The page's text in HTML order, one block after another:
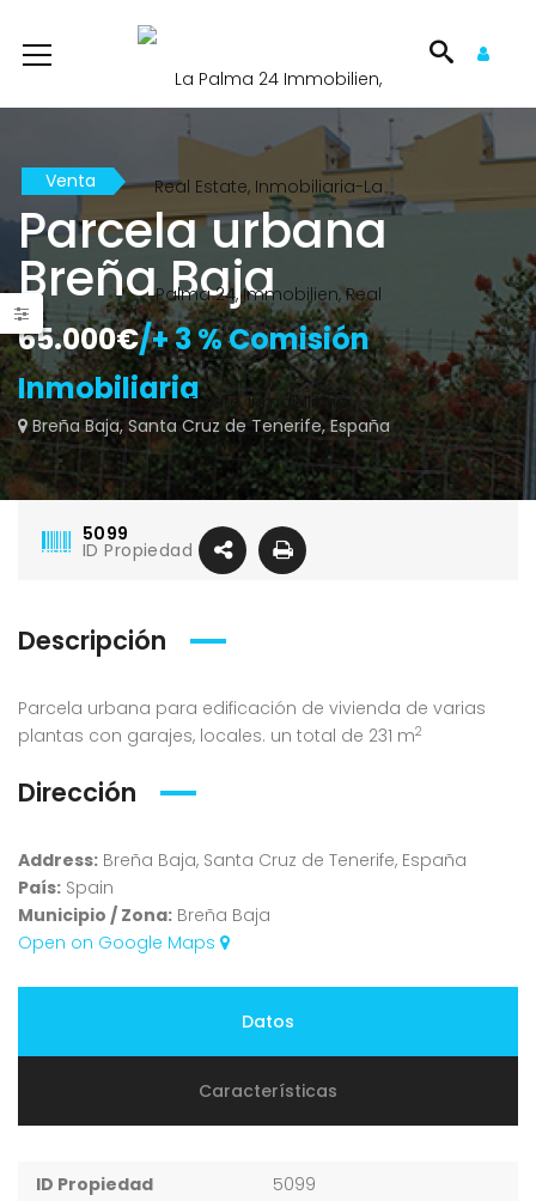
Venta
Parcela urbana
Breña Baja
65.000€/+ 3 % Comisión
Inmobiliaria
Breña Baja, Santa Cruz de Tenerife, España
5099
ID Propiedad
Descripción
Parcela urbana para edificación de vivienda de varias
plantas con garajes, locales. un total de 231 m2
Dirección
Address: Breña Baja, Santa Cruz de Tenerife, España
País: Spain
Municipio / Zona: Breña Baja
Open on Google Maps
Datos
Características
ID Propiedad
5099
en Puntallana
/ + 3 % Comisión Inmobiliaria
- Puntallana
Proyecto turístico
75.000€/ + 3 % Provision
Lomada Grande - Garafia